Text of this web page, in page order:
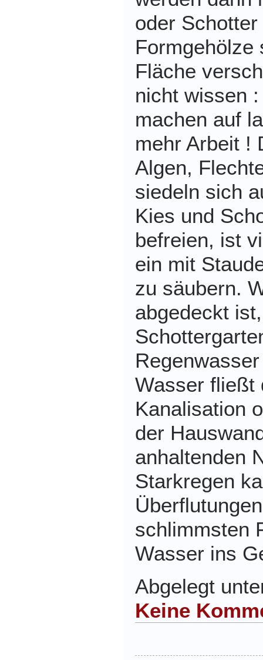
oder
Formgehölze
Fläche
nicht wissen
machen auf
mehr Arbeit !
Algen,
siedeln sich
Kies und
befreien, ist
ein mit
zu säubern.
abgedeckt
Wasser fließt
Kanalisation
der
anhaltenden
Starkregen
schlimmsten
Wasser ins
Abgelegt
Keine